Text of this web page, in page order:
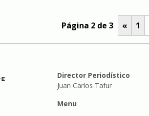
Página 2 de 3 « 1
Director Periodístico
Juan Carlos Tafur
Menu